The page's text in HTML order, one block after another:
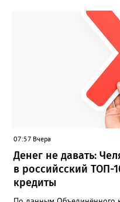
улыбок»; загрузить
одного человека, пары,
одном кадре; отметить
связанных с историей
добавить подписи к
из них, указать контакты и
проекта», - говорится в
может быть семейной, а
визуального архива
пригласить на итоговую
«Карту улыбок», которую
опубликовать в социальных
получат все, кто улыбнулся.
07:57 Вчера
Денег не давать:
в российсский ТОП-
кредиты